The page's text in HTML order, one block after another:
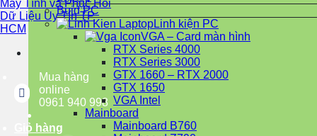
Mua hàng
online
0961 940 998
Giỏ hàng
Buid PC
Linh kiện PC
VGA – Card màn hình
RTX Series 4000
RTX Series 3000
GTX 1660 – RTX 2000
GTX 1650
VGA Intel
Mainboard
Mainboard B760